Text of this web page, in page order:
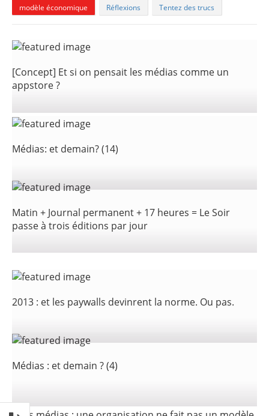
modèle économique Réflexions Tentez des trucs
[Concept] Et si on pensait les médias comme un
appstore ?
Médias: et demain? (14)
Matin + Journal permanent + 17 heures = Le Soir
passe à trois éditions par jour
2013 : et les paywalls devinrent la norme. Ou pas.
Médias : et demain ? (4)